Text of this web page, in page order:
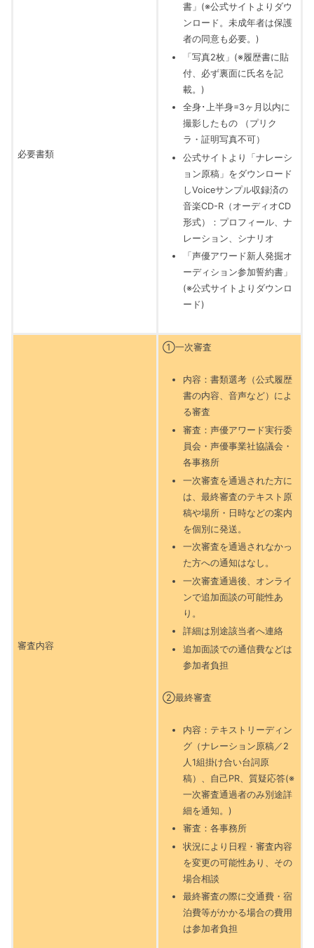
必要書類
書」(※公式サイトよりダウ
ンロード。未成年者は保護
者の同意も必要。)
「写真2枚」(※履歴書に貼
付、必ず裏面に氏名を記
載。)
全身･上半身=3ヶ月以内に
撮影したもの （プリク
ラ・証明写真不可）
公式サイトより「ナレーシ
ョン原稿」をダウンロード
しVoiceサンプル収録済の
音楽CD-R（オーディオCD
形式）：プロフィール、ナ
レーション、シナリオ
「声優アワード新人発掘オ
ーディション参加誓約書」
(※公式サイトよりダウンロ
ード)
審査内容
①一次審査
内容：書類選考（公式履歴
書の内容、音声など）によ
る審査
審査：声優アワード実行委
員会・声優事業社協議会・
各事務所
一次審査を通過された方に
は、最終審査のテキスト原
稿や場所・日時などの案内
を個別に発送。
一次審査を通過されなかっ
た方への通知はなし。
一次審査通過後、オンライ
ンで追加面談の可能性あ
り。
詳細は別途該当者へ連絡
追加面談での通信費などは
参加者負担
②最終審査
内容：テキストリーディン
グ（ナレーション原稿／2
人1組掛け合い台詞原
稿）、自己PR、質疑応答(※
一次審査通過者のみ別途詳
細を通知。)
審査：各事務所
状況により日程・審査内容
を変更の可能性あり、その
場合相談
最終審査の際に交通費・宿
泊費等がかかる場合の費用
は参加者負担